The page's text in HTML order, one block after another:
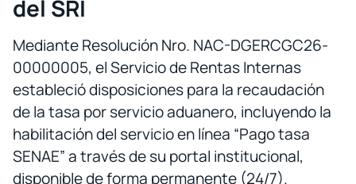
del SRI
Mediante Resolución Nro. NAC-DGERCGC26-
00000005, el Servicio de Rentas Internas
estableció disposiciones para la recaudación
de la tasa por servicio aduanero, incluyendo la
habilitación del servicio en línea “Pago tasa
SENAE” a través de su portal institucional,
disponible de forma permanente (24/7).